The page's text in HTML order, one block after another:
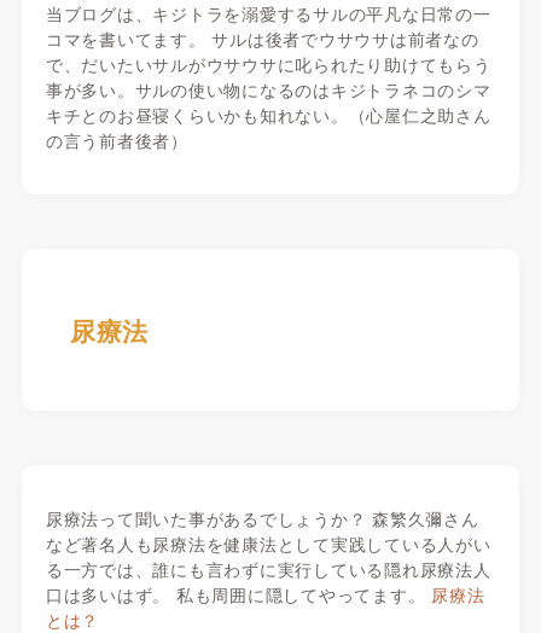
当ブログは、キジトラを溺愛するサルの平凡な日常の一
コマを書いてます。 サルは後者でウサウサは前者なの
で、だいたいサルがウサウサに叱られたり助けてもらう
事が多い。サルの使い物になるのはキジトラネコのシマ
キチとのお昼寝くらいかも知れない。（心屋仁之助さん
の言う前者後者）
尿療法
尿療法って聞いた事があるでしょうか？ 森繁久彌さん
など著名人も尿療法を健康法として実践している人がい
る一方では、誰にも言わずに実行している隠れ尿療法人
口は多いはず。 私も周囲に隠してやってます。 尿療法
とは？